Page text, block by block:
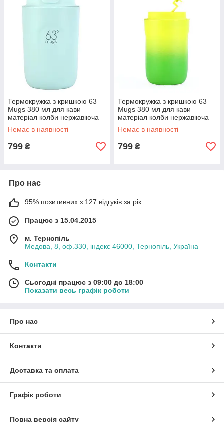
Термокружка з кришкою 63
Mugs 380 мл для кави
матеріал колби нержавіюча
сталь М'ята із нержавійки
Немає в наявності
799 ₴
Термокружка з кришкою 63
Mugs 380 мл для кави
матеріал колби нержавіюча
сталь Лайм
Немає в наявності
799 ₴
Про нас
95% позитивних з 127 відгуків за рік
Працює з 15.04.2015
м. Тернопіль
Медова, 8, оф.330, індекс 46000, Тернопіль, Україна
Контакти
Сьогодні працює з 09:00 до 18:00
Показати весь графік роботи
Про нас
Контакти
Доставка та оплата
Графік роботи
Повна версія сайту